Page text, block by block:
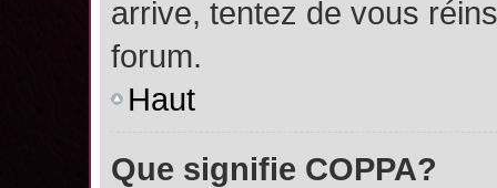
arrive, tentez de vous
forum.
Haut
Que signifie COPPA?